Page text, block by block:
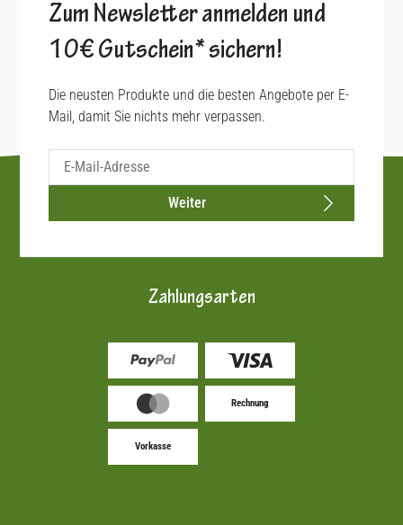
Zum Newsletter anmelden und
10€ Gutschein* sichern!
Die neusten Produkte und die besten Angebote per E-
Mail, damit Sie nichts mehr verpassen.
Weiter
Zahlungsarten
Rechnung
Vorkasse